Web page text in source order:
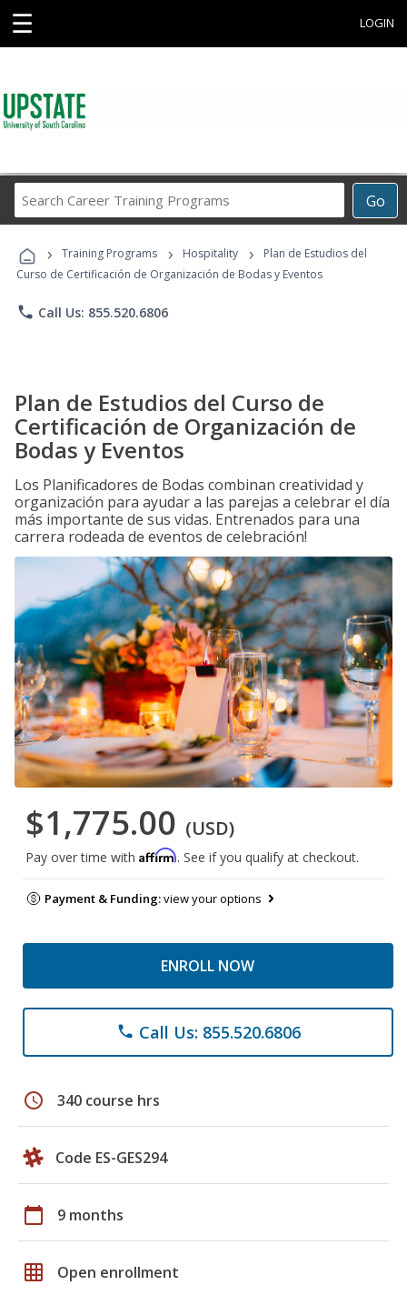
☰ LOGIN
Go
Career
Programs
› Training Programs › Hospitality ›
Plan de Estudios del
Curso de Certificación de Organización de Bodas y Eventos
phone Call Us: 855.520.6806
Plan de Estudios del Curso de
Certificación de Organización de
Bodas y Eventos
Los Planificadores de Bodas combinan creatividad y
organización para ayudar a las parejas a celebrar el día
más importante de sus vidas. Entrenados para una
carrera rodeada de eventos de celebración!
$1,775.00 (USD)
Pay over time with Affirm. See if you qualify at checkout.
Payment & Funding:view your options
ENROLL NOW
phone Call Us: 855.520.6806
schedule 340 course hrs
Code ES-GES294
calendar_today 9 months
grid_on Open enrollment